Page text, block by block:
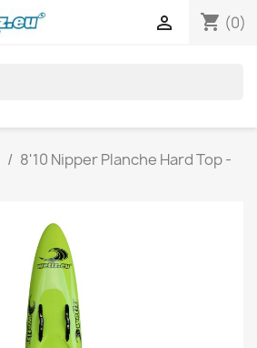
shopping_cart (0)

8'10 Nipper Planche Hard Top -